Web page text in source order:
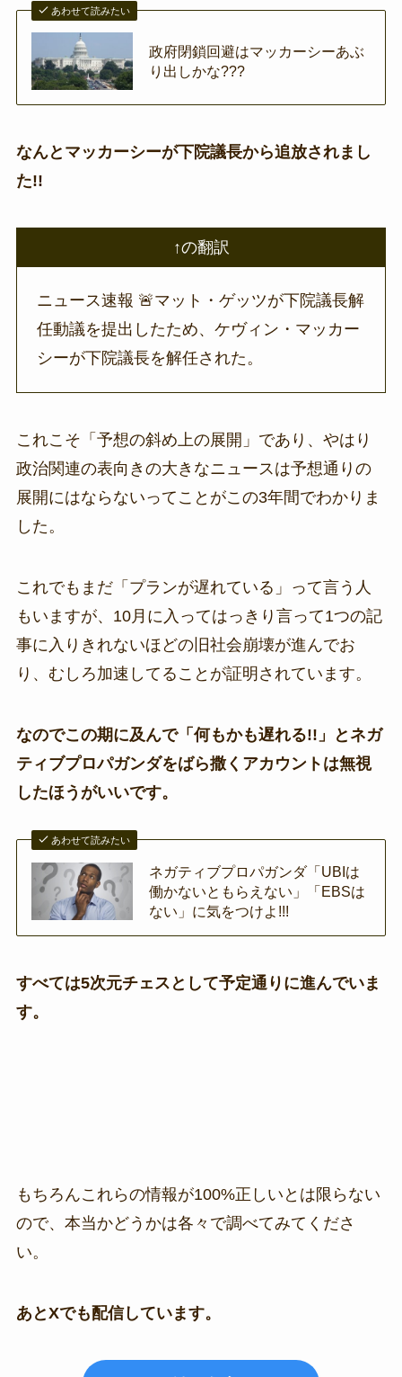
あわせて読みたい
政府閉鎖回避はマッカーシーあぶ
り出しかな???
なんとマッカーシーが下院議長から追放されまし
た!!
↑の翻訳
ニュース速報 🚨マット・ゲッツが下院議長解
任動議を提出したため、ケヴィン・マッカー
シーが下院議長を解任された。
これこそ「予想の斜め上の展開」であり、やはり
政治関連の表向きの大きなニュースは予想通りの
展開にはならないってことがこの3年間でわかりま
した。
これでもまだ「プランが遅れている」って言う人
もいますが、10月に入ってはっきり言って1つの記
事に入りきれないほどの旧社会崩壊が進んでお
り、むしろ加速してることが証明されています。
なのでこの期に及んで「何もかも遅れる!!」とネガ
ティブプロパガンダをばら撒くアカウントは無視
したほうがいいです。
あわせて読みたい
ネガティブプロパガンダ「UBIは
働かないともらえない」「EBSは
ない」に気をつけよ!!!
すべては5次元チェスとして予定通りに進んでいま
す。
もちろんこれらの情報が100%正しいとは限らない
ので、本当かどうかは各々で調べてみてくださ
い。
あとXでも配信しています。